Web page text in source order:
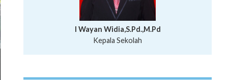
I Wayan Widia,S.Pd.,M.Pd
Kepala Sekolah